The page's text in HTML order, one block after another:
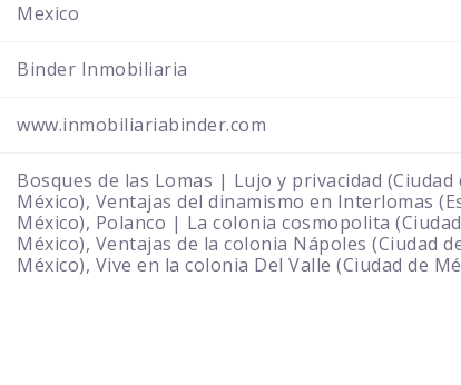
Mexico
Binder Inmobiliaria
www.inmobiliariabinder.com
Bosques de las Lomas | Lujo y privacidad (Ciudad
México), Ventajas del dinamismo en Interlomas
México), Polanco | La colonia cosmopolita
México), Ventajas de la colonia Nápoles (Ciudad
México), Vive en la colonia Del Valle (Ciudad de